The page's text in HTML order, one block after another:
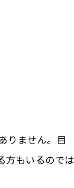
りません。目
方もいるのでは